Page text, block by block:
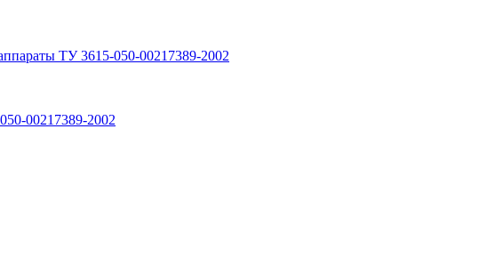
ТУ 3615-050-00217389-2002
00217389-2002